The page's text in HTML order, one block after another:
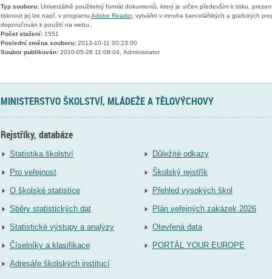
Typ souboru:Univerzálně použitelný formát dokumentů, který je určen především k tisku,
tisknout jej lze např. v programu Adobe Reader, vytvářet v mnoha kancelářských a grafických
doporučován k použití na webu.
Počet stažení:1551
Poslední změna souboru:2013-10-11 00:23:00
Soubor publikován:2010-05-26 11:08:04, Administrator
MINISTERSTVO ŠKOLSTVÍ, MLÁDEŽE A TĚLOVÝCHOVY
Rejstříky, databáze
Statistika školství
Pro veřejnost
O školské statistice
Sběry statistických dat
Statistické výstupy a analýzy
Číselníky a klasifikace
Adresáře školských institucí
Důležité odkazy
Školský rejstřík
Přehled vysokých škol
Plán veřejných zakázek 2026
Otevřená data
PORTÁL YOUR EUROPE